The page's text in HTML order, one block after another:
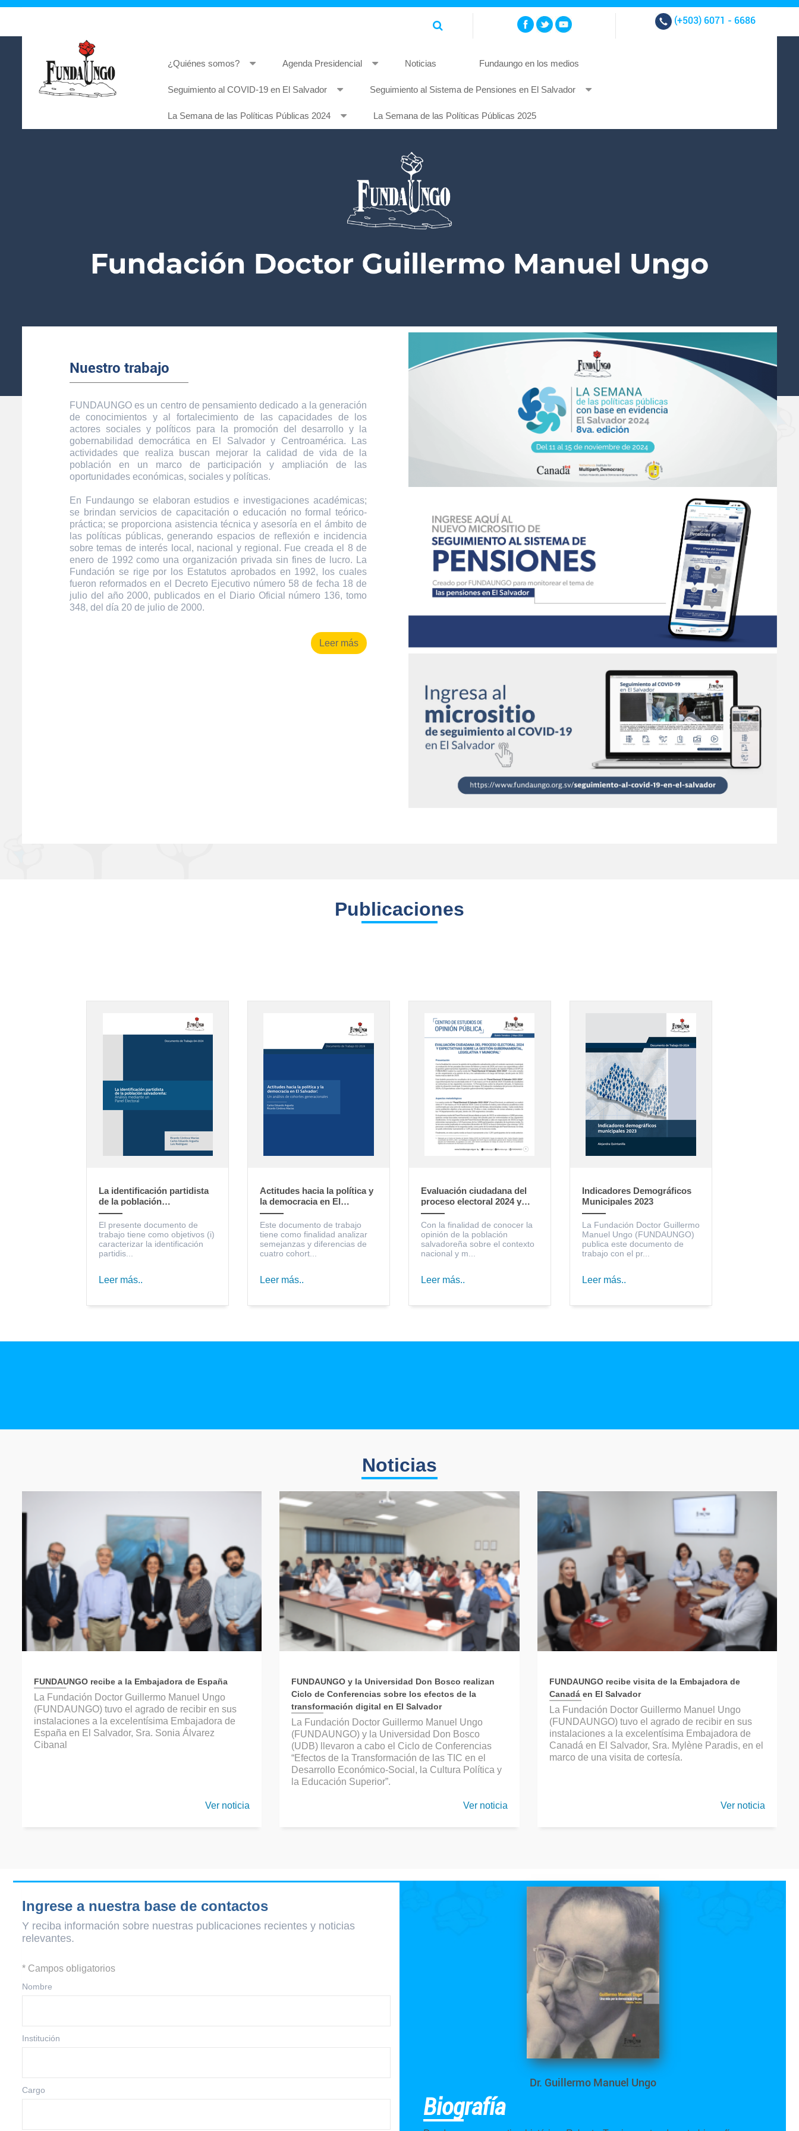
(+503) 6071 - 6686
¿Quiénes somos? Agenda Presidencial Noticias Fundaungo en los medios
Seguimiento al COVID-19 en El Salvador Seguimiento al Sistema de Pensiones en El Salvador
La Semana de las Políticas Públicas 2024 La Semana de las Políticas Públicas 2025
Nuestro trabajo
FUNDAUNGO es un centro de pensamiento dedicado a la generación
de conocimientos y al fortalecimiento de las capacidades de los
actores sociales y políticos para la promoción del desarrollo y la
gobernabilidad democrática en El Salvador y Centroamérica. Las
actividades que realiza buscan mejorar la calidad de vida de la
población en un marco de participación y ampliación de las
oportunidades económicas, sociales y políticas.
En Fundaungo se elaboran estudios e investigaciones académicas;
se brindan servicios de capacitación o educación no formal teórico-
práctica; se proporciona asistencia técnica y asesoría en el ámbito de
las políticas públicas, generando espacios de reflexión e incidencia
sobre temas de interés local, nacional y regional. Fue creada el 8 de
enero de 1992 como una organización privada sin fines de lucro. La
Fundación se rige por los Estatutos aprobados en 1992, los cuales
fueron reformados en el Decreto Ejecutivo número 58 de fecha 18 de
julio del año 2000, publicados en el Diario Oficial número 136, tomo
348, del día 20 de julio de 2000.
Leer más
Publicaciones
La identificación partidista
de la población
salvadoreña: Análisis
mediante un Panel Electoral
El presente documento de
trabajo tiene como objetivos (i)
caracterizar la identificación
partidis...
Leer más..
Actitudes hacia la política y
la democracia en El
Salvador: un análisis de
cohortes generacionales
Este documento de trabajo
tiene como finalidad analizar
semejanzas y diferencias de
cuatro cohort...
Leer más..
Evaluación ciudadana del
proceso electoral 2024 y
expectativas sobre la
gestión gubernamental,
legislativa y municipal
Con la finalidad de conocer la
opinión de la población
salvadoreña sobre el contexto
nacional y m...
Leer más..
Indicadores Demográficos
Municipales 2023
La Fundación Doctor Guillermo
Manuel Ungo (FUNDAUNGO)
publica este documento de
trabajo con el pr...
Leer más..
Noticias
FUNDAUNGO recibe a la Embajadora de España
La Fundación Doctor Guillermo Manuel Ungo
(FUNDAUNGO) tuvo el agrado de recibir en sus
instalaciones a la excelentísima Embajadora de
España en El Salvador, Sra. Sonia Álvarez
Cibanal
Ver noticia
FUNDAUNGO y la Universidad Don Bosco realizan
Ciclo de Conferencias sobre los efectos de la
transformación digital en El Salvador
La Fundación Doctor Guillermo Manuel Ungo
(FUNDAUNGO) y la Universidad Don Bosco
(UDB) llevaron a cabo el Ciclo de Conferencias
“Efectos de la Transformación de las TIC en el
Desarrollo Económico-Social, la Cultura Política y
la Educación Superior”.
Ver noticia
FUNDAUNGO recibe visita de la Embajadora de
Canadá en El Salvador
La Fundación Doctor Guillermo Manuel Ungo
(FUNDAUNGO) tuvo el agrado de recibir en sus
instalaciones a la excelentísima Embajadora de
Canadá en El Salvador, Sra. Mylène Paradis, en el
marco de una visita de cortesía.
Ver noticia
Ingrese a nuestra base de contactos
Y reciba información sobre nuestras publicaciones recientes y noticias
relevantes.
* Campos obligatorios
Nombre
Institución
Cargo
Dr. Guillermo Manuel Ungo
Biografía